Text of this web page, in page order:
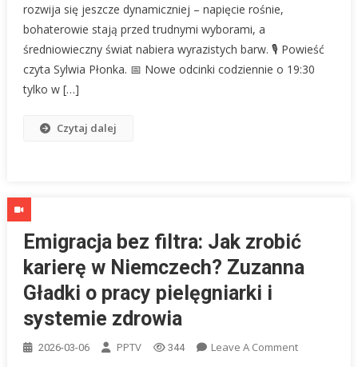
Codziennie
Z
rozwija się jeszcze dynamiczniej – napięcie rośnie,
bohaterowie stają przed trudnymi wyborami, a
średniowieczny świat nabiera wyrazistych barw. 🎙 Powieść
czyta Sylwia Płonka. 📅 Nowe odcinki codziennie o 19:30
tylko w […]
Czytaj dalej
Emigracja bez filtra: Jak zrobić
karierę w Niemczech? Zuzanna
Gładki o pracy pielęgniarki i
systemie zdrowia
2026-03-06 PPTV 344 Leave A CommentOn